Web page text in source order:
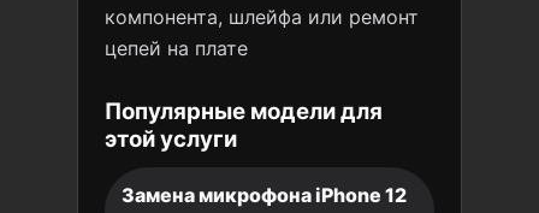
компонента, шлейфа или ремонт
цепей на плате
Популярные модели для
этой услуги
Замена микрофона iPhone 12